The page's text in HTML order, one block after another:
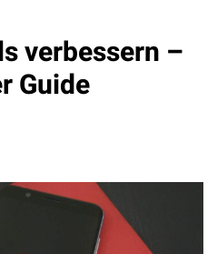
verbessern –
Guide